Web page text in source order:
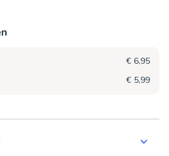
€ 6,95
€ 5,99